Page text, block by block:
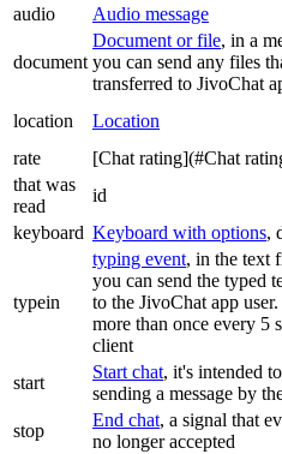
audio
Audio message
document
Document or file, in a
you can send any files
transferred to JivoChat
location Location
rate
[Chat rating](#Chat
that was
read
id
keyboard Keyboard with options,
typein
typing event, in the text
you can send the typed
to the JivoChat app
more than once every 5
client
start
Start chat, it's intended
sending a message by
stop
End chat, a signal that
no longer accepted